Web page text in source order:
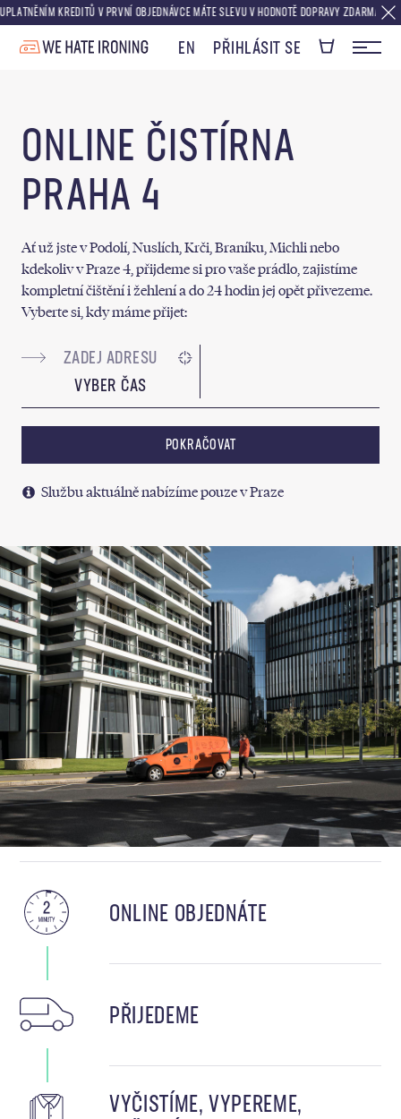
KREDITŮ V PRVNÍ OBJEDNÁVCE MÁTE SLEVU V HODNOTĚ DOPRAVY ZDARMA. PŘI
EN PŘIHLÁSIT SE
ONLINE ČISTÍRNA
PRAHA 4
Ať už jste v Podolí, Nuslích, Krči, Braníku, Michli nebo
kdekoliv v Praze 4, přijdeme si pro vaše prádlo, zajistíme
kompletní čištění i žehlení a do 24 hodin jej opět přivezeme.
Vyberte si, kdy máme přijet:
VYBER ČAS
POKRAČOVAT
Službu aktuálně nabízíme pouze v Praze
ONLINE OBJEDNÁTE
PŘIJEDEME
VYČISTÍME, VYPEREME,